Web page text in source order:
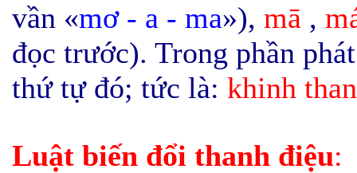
vần «mơ - a - ma»), mā ,
đọc trước). Trong phần
thứ tự đó; tức là: khinh
Luật biến đổi thanh điệu: